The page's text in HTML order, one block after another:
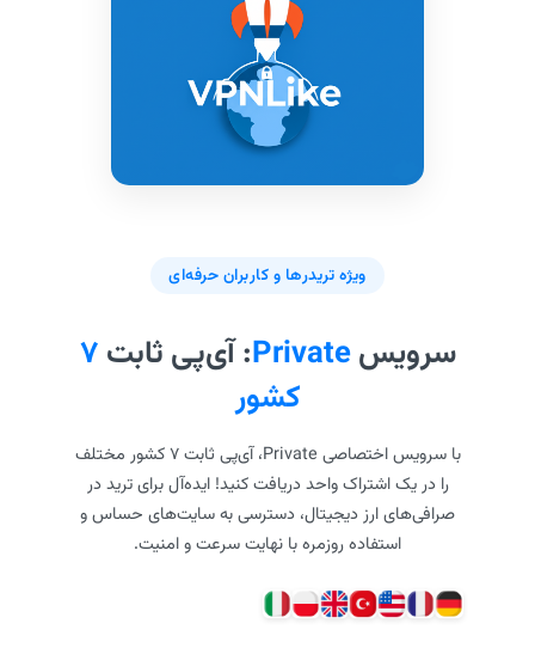
ویژه تریدرها و کاربران حرفه‌ای
سرویسPrivate: آی‌پی ثابت ۷
کشور
با سرویس اختصاصی Private، آی‌پی ثابت ۷ کشور مختلف
را در یک اشتراک واحد دریافت کنید! ایده‌آل برای ترید در
صرافی‌های ارز دیجیتال، دسترسی به سایت‌های حساس و
استفاده روزمره با نهایت سرعت و امنیت.